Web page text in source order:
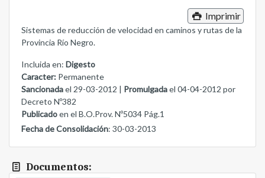
Imprimir
Sistemas de reducción de velocidad en caminos y rutas de la
Provincia Río Negro.
Incluida en: Digesto
Caracter: Permanente
Sancionadael 29-03-2012 | Promulgadael 04-04-2012 por
Decreto Nº382
Publicadoen el B.O.Prov. Nº5034 Pág.1
Fecha de Consolidación: 30-03-2013
Documentos: